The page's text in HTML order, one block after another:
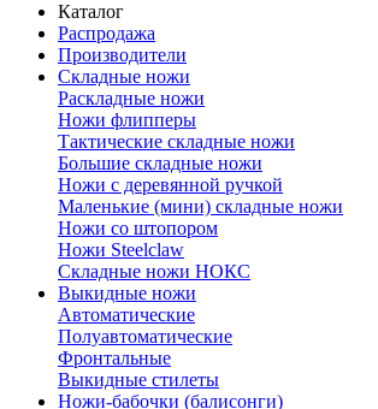
Каталог
Распродажа
Производители
Складные ножи
Раскладные ножи
Ножи флипперы
Тактические складные ножи
Большие складные ножи
Ножи с деревянной ручкой
Маленькие (мини) складные ножи
Ножи со штопором
Ножи Steelclaw
Складные ножи НОКС
Выкидные ножи
Автоматические
Полуавтоматические
Фронтальные
Выкидные стилеты
Ножи-бабочки (балисонги)